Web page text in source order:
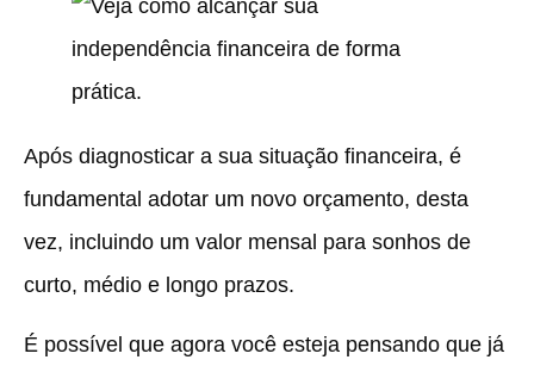
Após diagnosticar a sua situação financeira, é
fundamental adotar um novo orçamento, desta
vez, incluindo um valor mensal para sonhos de
curto, médio e longo prazos.
É possível que agora você esteja pensando que já